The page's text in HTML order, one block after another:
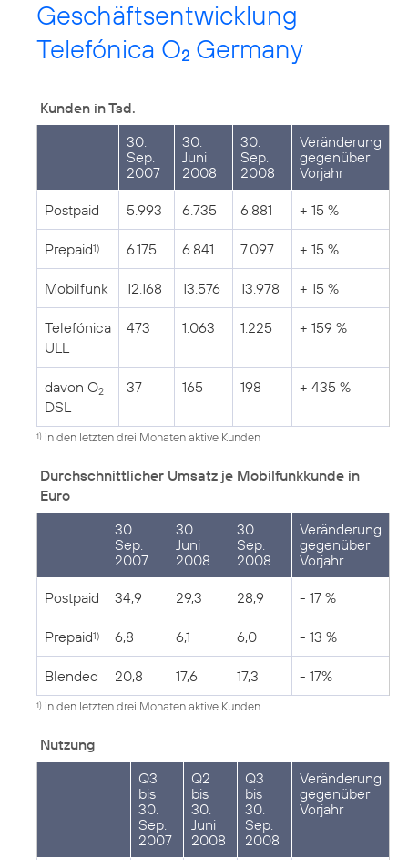
Geschäftsentwicklung
Telefónica O2 Germany
Kunden in Tsd.
30.
Sep.
2007
30.
Juni
2008
30.
Sep.
2008
Veränderung
gegenüber
Vorjahr
Postpaid 5.993 6.735 6.881 + 15 %
Prepaid1) 6.175 6.841 7.097 + 15 %
Mobilfunk 12.168 13.576 13.978 + 15 %
Telefónica
ULL
473 1.063 1.225 + 159 %
davon O2
DSL
37 165 198 + 435 %
1) in den letzten drei Monaten aktive Kunden
Durchschnittlicher Umsatz je Mobilfunkkunde in
Euro
30.
Sep.
2007
30.
Juni
2008
30.
Sep.
2008
Veränderung
gegenüber
Vorjahr
Postpaid 34,9 29,3 28,9 - 17 %
Prepaid1) 6,8 6,1 6,0 - 13 %
Blended 20,8 17,6 17,3 - 17%
1) in den letzten drei Monaten aktive Kunden
Nutzung
Q3
bis
30.
Sep.
2007
Q2
bis
30.
Juni
2008
Q3
bis
30.
Sep.
2008
Veränderung
gegenüber
Vorjahr